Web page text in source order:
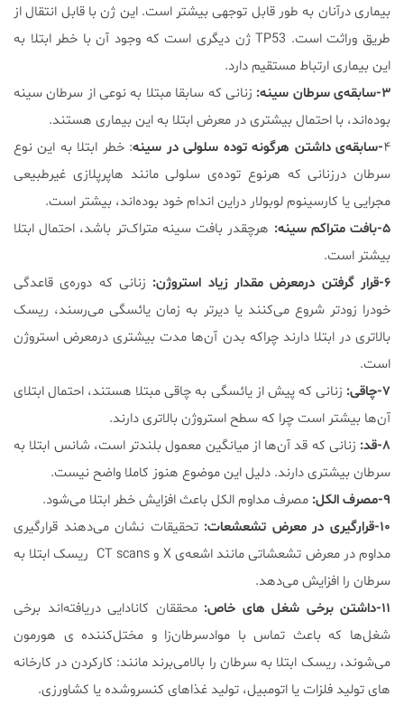
بیماری درآنان به طور قابل توجهی بیشتر است. این ژن با قابل انتقال از
طریق وراثت است. TP53 ژن دیگری است که وجود آن با خطر ابتلا به
این بیماری ارتباط مستقیم دارد.
۳-سابقه‌ی سرطان سینه:
زنانی که سابقا مبتلا به نوعی از سرطان سینه
بوده‌اند، با احتمال بیشتری در معرض ابتلا به این بیماری هستند.
۴-سابقه‌ی داشتن هرگونه توده سلولی در سینه: خطر ابتلا به این نوع
سرطان درزنانی که هرنوع توده‌ی سلولی مانند هاپرپلازی غیرطبیعی
مجرایی یا کارسینوم لوبولار دراین اندام خود بوده‌اند، بیشتر است.
۵-بافت متراکم سینه:
هرچقدر بافت سینه متراک‌تر باشد، احتمال ابتلا
بیشتر است.
۶-قرار گرفتن درمعرض مقدار زیاد استروژن:
زنانی که دوره‌ی قاعدگی
خودرا زودتر شروع می‌کنند یا دیرتر به زمان یائسگی می‌رسند، ریسک
بالاتری در ابتلا دارند چراکه بدن آن‌ها مدت بیشتری درمعرض استروژن
است.
۷-چاقی:
زنانی که پیش از یائسگی به چاقی مبتلا هستند، احتمال ابتلای
آن‌ها بیشتر است چرا که سطح استروژن بالاتری دارند.
۸-قد:
زنانی که قد آن‌ها از میانگین معمول بلندتر است، شانس ابتلا به
سرطان بیشتری دارند. دلیل این موضوع هنوز کاملا واضح نیست.
۹-مصرف الکل:
مصرف مداوم الکل باعث افزایش خطر ابتلا می‌شود.
۱۰-قرارگیری در معرض تشعشعات:
تحقیقات نشان می‌دهند قرارگیری
مداوم در معرض تشعشاتی مانند اشعه‌ی X و CT scans ریسک ابتلا به
سرطان را افزایش می‌دهد.
۱۱-داشتن برخی شغل های خاص:
محققان کانادایی دریافته‌اند برخی
شغل‌ها که باعث تماس با موادسرطان‌زا و مختل‌کننده ی هورمون
می‌شوند، ریسک ابتلا به سرطان را بالامی‌برند مانند: کارکردن در کارخانه
های تولید فلزات یا اتومبیل، تولید غذاهای کنسروشده یا کشاورزی.